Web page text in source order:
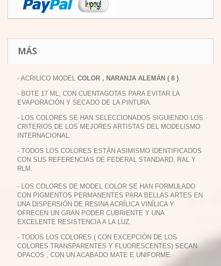
MÁS
- ACRILICO MODEL COLOR , NARANJA ALEMÁN ( 8 ).
- BOTE 17 ML, CON CUENTAGOTAS PARA EVITAR LA
EVAPORACIÓN Y SECADO DE LA PINTURA.
- LOS COLORES SE HAN SELECCIONADOS SIGUIENDO LOS
CRITERIOS DE LOS MEJORES ARTISTAS DEL MODELISMO
INTERNACIONAL.
- TODOS LOS COLORES ESTÁN ASIMISMO IDENTIFICADOS
CON SUS REFERENCIAS DE FEDERAL STANDARD, RAL Y
RLM.
- LOS COLORES DE MODEL COLOR SE HAN FORMULADO
CON PIGMENTOS PERMANENTES PARA BELLAS ARTES EN
UNA DISPERSIÓN DE RESINA ACRÍLICA VINÍLICA Y
OFRECEN UN GRAN PODER CUBRIENTE Y UNA
EXCELENTE RESISTENCIA A LA LUZ.
- TODOS LOS COLORES ( CON EXCEPCIÓN DE LOS
COLORES TRANSPARENTES Y FLUORESCENTES) SECAN
OPACOS , CON UN ACABADO MATE E UNIFORME.